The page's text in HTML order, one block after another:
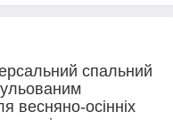
спальний
весняно-осінніх